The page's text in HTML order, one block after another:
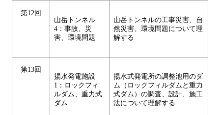
第12回
山岳トンネル
4：事故、災
害、環境問題
山岳トンネルの工事災害、自
然災害、環境問題について理
解する
第13回
揚水発電施設
1：ロックフィ
ルダム、重力式
ダム
揚水式発電所の調整池用のダ
ム（ロックフィルダムと重力
式ダム）の調査、設計、施工
法について理解する